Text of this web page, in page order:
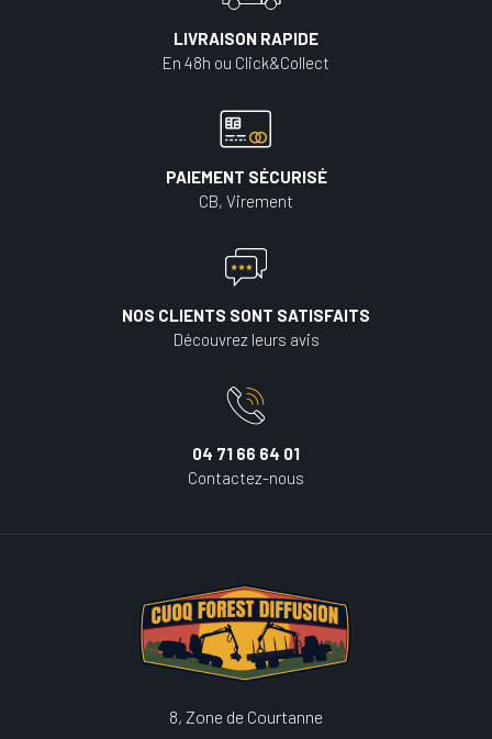
LIVRAISON RAPIDE
En 48h ou Click&Collect
PAIEMENT SÉCURISÉ
CB, Virement
NOS CLIENTS SONT SATISFAITS
Découvrez leurs avis
04 71 66 64 01
Contactez-nous
8, Zone de Courtanne